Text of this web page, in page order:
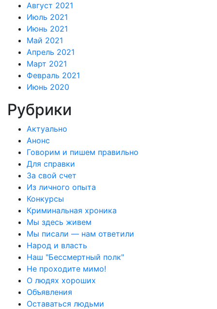
Август 2021
Июль 2021
Июнь 2021
Май 2021
Апрель 2021
Март 2021
Февраль 2021
Июнь 2020
Рубрики
Актуально
Анонс
Говорим и пишем правильно
Для справки
За свой счет
Из личного опыта
Конкурсы
Криминальная хроника
Мы здесь живем
Мы писали — нам ответили
Народ и власть
Наш "Бессмертный полк"
Не проходите мимо!
О людях хороших
Объявления
Оставаться людьми